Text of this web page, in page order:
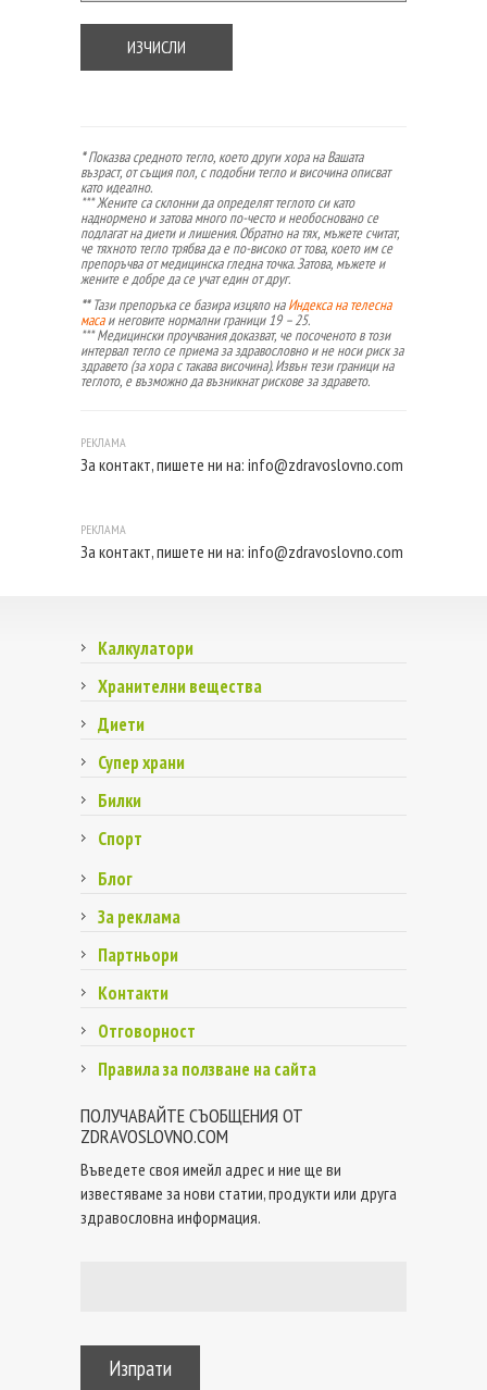
*Показва средното тегло, което други хора на Вашата
възраст, от същия пол, с подобни тегло и височина описват
като идеално.
*** Жените са склонни да определят теглото си като
наднормено и затова много по-често и необосновано се
подлагат на диети и лишения. Обратно на тях, мъжете считат,
че тяхното тегло трябва да е по-високо от това, което им се
препоръчва от медицинска гледна точка. Затова, мъжете и
жените е добре да се учат един от друг.
**Тази препоръка се базира изцяло наИндекса на телесна
масаи неговите нормални граници 19 – 25.
*** Медицински проучвания доказват, че посоченото в този
интервал тегло се приема за здравословно и не носи риск за
здравето (за хора с такава височина). Извън тези граници на
теглото, е възможно да възникнат рискове за здравето.
За контакт, пишете ни на: info@zdravoslovno.com
За контакт, пишете ни на: info@zdravoslovno.com
Калкулатори
Хранителни вещества
Диети
Супер храни
Билки
Спорт
Блог
За реклама
Партньори
Контакти
Отговорност
Правила за ползване на сайта
ПОЛУЧАВАЙТЕ СЪОБЩЕНИЯ ОТ
ZDRAVOSLOVNO.COM
Въведете своя имейл адрес и ние ще ви
известяваме за нови статии, продукти или друга
здравословна информация.
Изпрати